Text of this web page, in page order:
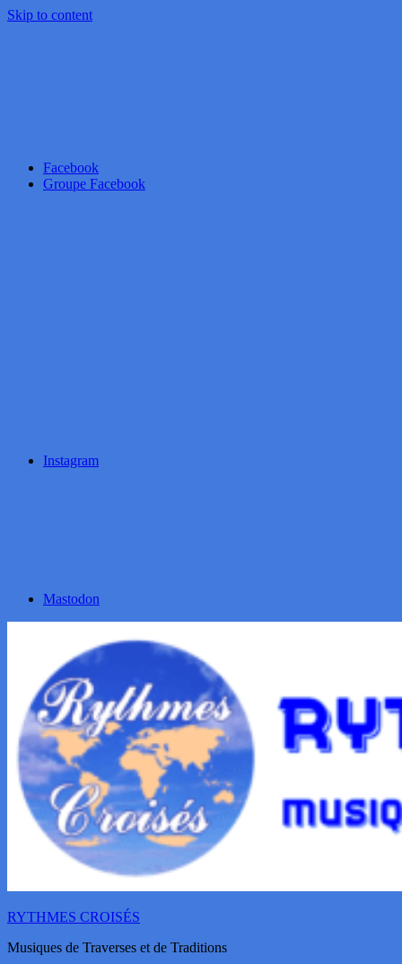
Skip to content
Facebook
Groupe Facebook
Instagram
Mastodon
RYTHMES CROISÉS
Musiques de Traverses et de Traditions